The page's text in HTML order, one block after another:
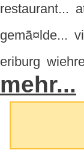
restaurant...
gemã¤lde...
eriburg
mehr...